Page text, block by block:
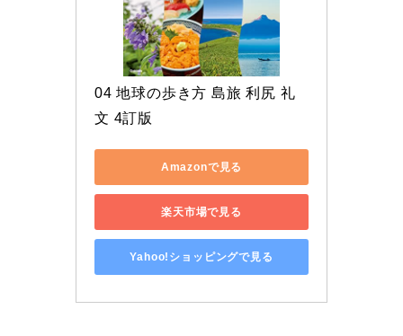
04 地球の歩き方 島旅 利尻 礼
文 4訂版
Amazonで見る
楽天市場で見る
Yahoo!ショッピングで見る